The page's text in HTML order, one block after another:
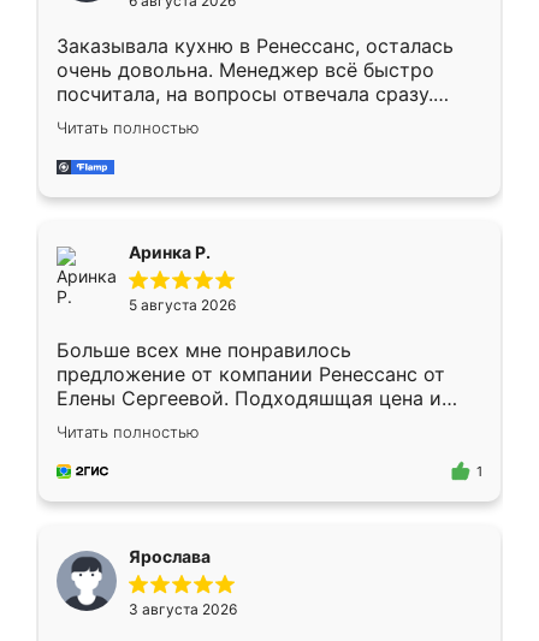
мебели буду заказывать только здесь.
Заказывала кухню в Ренессанс, осталась
очень довольна. Менеджер всё быстро
посчитала, на вопросы отвечала сразу.
Замерщик приехал в субботу, подошёл к
делу со всей ответственностью. Собрали
за день, ребята работали аккуратно, даже
Читать полностью
Аринка Р.
5 августа 2026
Больше всех мне понравилось
предложение от компании Ренессанс от
Елены Сергеевой. Подходяшщая цена и
короткие сроки изготовления. Приехавший
для замера сотрудник Владислав
предложил по моему эскизу самый
Читать полностью
1
Ярослава
3 августа 2026